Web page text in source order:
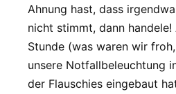
Ahnung hast, dass
nicht stimmt, dann
Stunde (was waren wir
unsere Notfallbeleuchtung
der Flauschies eingebaut